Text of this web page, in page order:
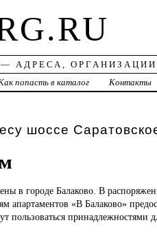
АДРЕСА, ОРГАНИЗАЦИИ
попасть в каталог Контакты
шоссе
в городе Балаково. В
«В Балаково»
пользоваться принадлежностями